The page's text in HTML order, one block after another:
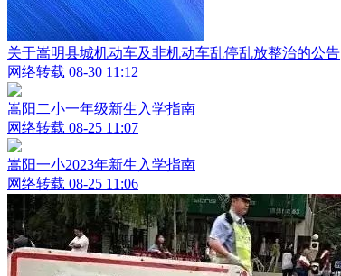
关于嵩明县城机动车及非机动车乱停乱放整治的公告
网络转载 08-30 11:12
嵩阳二小一年级新生入学指南
网络转载 08-25 11:07
嵩阳一小2023年新生入学指南
网络转载 08-25 11:06